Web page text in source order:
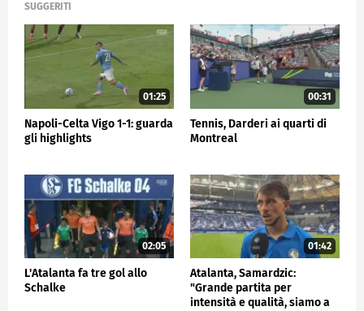
SUGGERITI
01:25
Napoli-Celta Vigo 1-1: guarda
gli highlights
00:31
Tennis, Darderi ai quarti di
Montreal
02:05
L'Atalanta fa tre gol allo
Schalke
01:42
Atalanta, Samardzic:
"Grande partita per
intensità e qualità, siamo a